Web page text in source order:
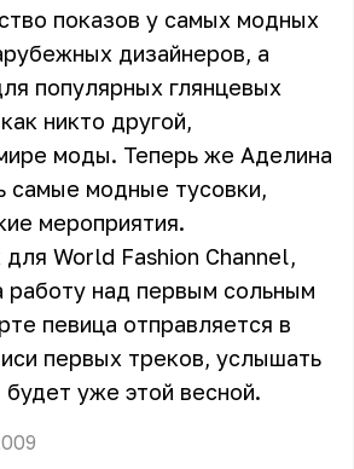
показов у самых модных
дизайнеров, а
популярных глянцевых
никто другой,
моды. Теперь же Аделина
самые модные тусовки,
мероприятия.
World Fashion Channel,
работу над первым сольным
певица отправляется в
первых треков, услышать
уже этой весной.